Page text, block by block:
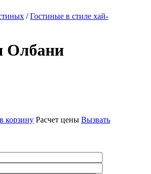
/Гостиные в стиле хай-
Олбани
корзину Расчет цены Вызвать